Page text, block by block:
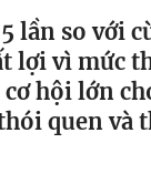
lần so với
lợi vì mức
hội lớn
quen và